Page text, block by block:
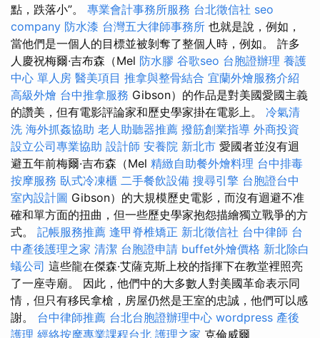
點，跌落小”。 專業會計事務所服務 台北徵信社 seo
company 防水漆 台灣五大律師事務所 也就是說，例如，
當他們是一個人的目標並被剝奪了整個人時，例如。 許多
人慶祝梅爾·吉布森（Mel 防水膠 谷歌seo 台胞證辦理 養護
中心 單人房 醫美項目 推拿與整骨結合 宜蘭外燴服務介紹
高級外燴 台中推拿服務 Gibson）的作品是對美國愛國主義
的讚美，但有電影評論家和歷史學家掛在電影上。 冷氣清
洗 海外抓姦協助 老人助聽器推薦 撥筋創業指導 外商投資
設立公司專業協助 設計師 安養院 新北市 愛國者並沒有迴
避五年前梅爾·吉布森（Mel 精緻自助餐外燴料理 台中排毒
按摩服務 臥式冷凍櫃 二手餐飲設備 搜尋引擎 台胞證台中
室內設計圖 Gibson）的大規模歷史電影，而沒有迴避不准
確和單方面的扭曲，但一些歷史學家抱怨描繪獨立戰爭的方
式。 記帳服務推薦 逢甲脊椎矯正 新北徵信社 台中律師 台
中產後護理之家 清潔 台胞證申請 buffet外燴價格 新北除白
蟻公司 這些龍在傑森·艾薩克斯上校的指揮下在教堂裡照亮
了一座寺廟。 因此，他們中的大多數人對美國革命表示同
情，但只有移民拿槍，房屋仍然是王室的忠誠，他們可以感
謝。 台中律師推薦 台北台胞證辦理中心 wordpress 產後
護理 經絡按摩專業課程台北 護理之家 克倫威爾